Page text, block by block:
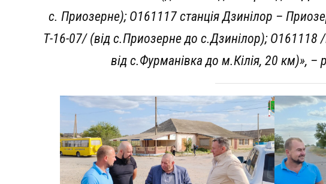
с. Приозерне); О161117 станція Дзинілор –
Т-16-07/ (від с.Приозерне до с.Дзинілор); О161118
від с.Фурманівка до м.Кілія, 20 км)», –